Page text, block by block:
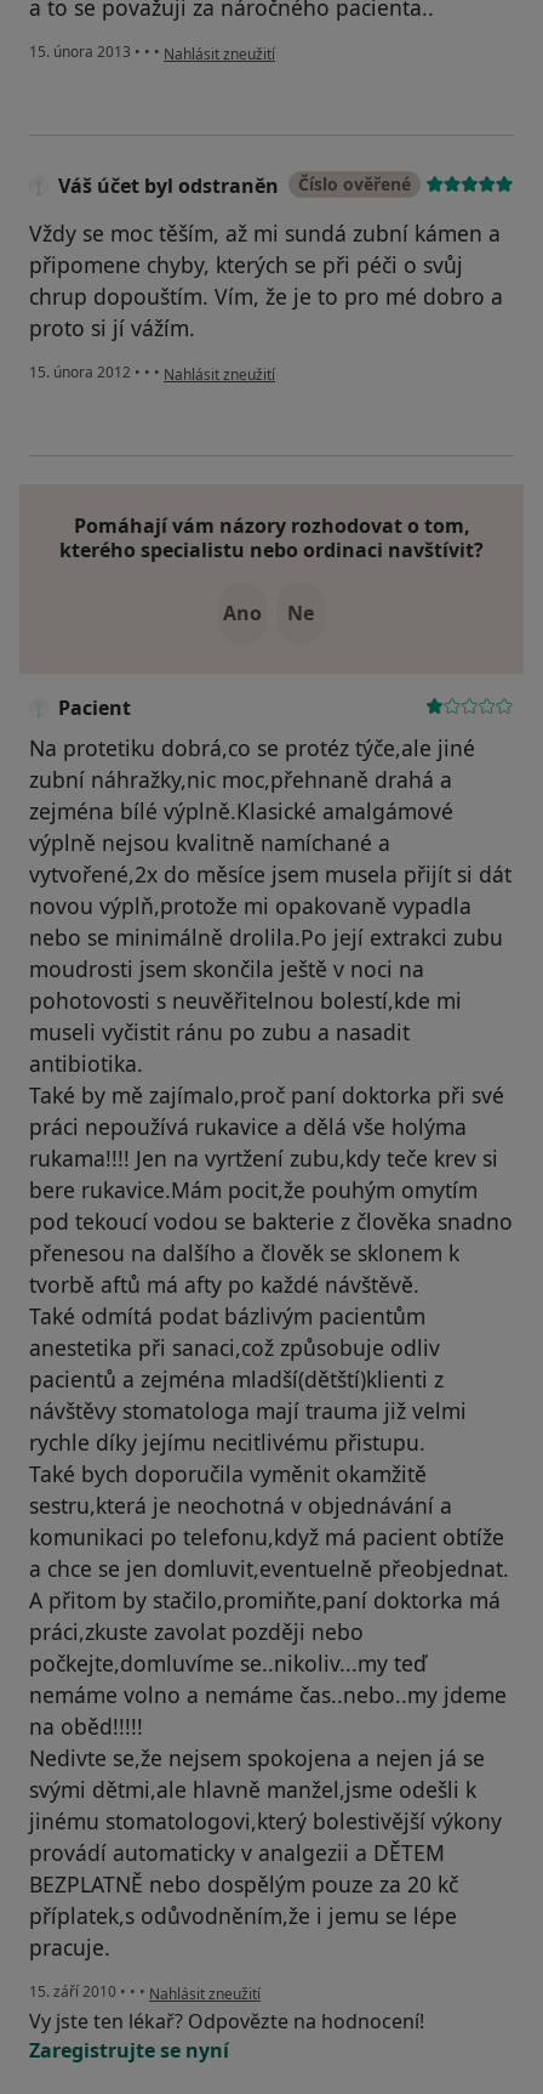
a to se považuji za náročného pacienta..
15. února 2013 • • • podle názoru uživatele Váš účet byl odstraněn
Nahlásit zneužití
Váš účet byl odstraněn Číslo ověřené
Vždy se moc těším, až mi sundá zubní kámen a
připomene chyby, kterých se při péči o svůj
chrup dopouštím. Vím, že je to pro mé dobro a
proto si jí vážím.
15. února 2012 • • • podle názoru uživatele Váš účet byl odstraněn
Nahlásit zneužití
Pomáhají vám názory rozhodovat o tom,
kterého specialistu nebo ordinaci navštívit?
Ano Ne
Pacient
Na protetiku dobrá,co se protéz týče,ale jiné
zubní náhražky,nic moc,přehnaně drahá a
zejména bílé výplně.Klasické amalgámové
výplně nejsou kvalitně namíchané a
vytvořené,2x do měsíce jsem musela přijít si dát
novou výplň,protože mi opakovaně vypadla
nebo se minimálně drolila.Po její extrakci zubu
moudrosti jsem skončila ještě v noci na
pohotovosti s neuvěřitelnou bolestí,kde mi
museli vyčistit ránu po zubu a nasadit
antibiotika.
Také by mě zajímalo,proč paní doktorka při své
práci nepoužívá rukavice a dělá vše holýma
rukama!!!! Jen na vyrtžení zubu,kdy teče krev si
bere rukavice.Mám pocit,že pouhým omytím
pod tekoucí vodou se bakterie z člověka snadno
přenesou na dalšího a člověk se sklonem k
tvorbě aftů má afty po každé návštěvě.
Také odmítá podat bázlivým pacientům
anestetika při sanaci,což způsobuje odliv
pacientů a zejména mladší(dětští)klienti z
návštěvy stomatologa mají trauma již velmi
rychle díky jejímu necitlivému přistupu.
Také bych doporučila vyměnit okamžitě
sestru,která je neochotná v objednávání a
komunikaci po telefonu,když má pacient obtíže
a chce se jen domluvit,eventuelně přeobjednat.
A přitom by stačilo,promiňte,paní doktorka má
práci,zkuste zavolat později nebo
počkejte,domluvíme se..nikoliv...my teď
nemáme volno a nemáme čas..nebo..my jdeme
na oběd!!!!!
Nedivte se,že nejsem spokojena a nejen já se
svými dětmi,ale hlavně manžel,jsme odešli k
jinému stomatologovi,který bolestivější výkony
provádí automaticky v analgezii a DĚTEM
BEZPLATNĚ nebo dospělým pouze za 20 kč
příplatek,s odůvodněním,že i jemu se lépe
pracuje.
15. září 2010 • • • podle názoru uživatele Pacient
Nahlásit zneužití
Vy jste ten lékař? Odpovězte na hodnocení!
Zaregistrujte se nyní